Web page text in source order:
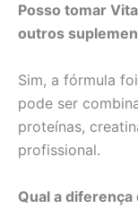
Posso tomar
outros
Sim, a fórmula
pode ser
proteínas,
profissional.
Qual a